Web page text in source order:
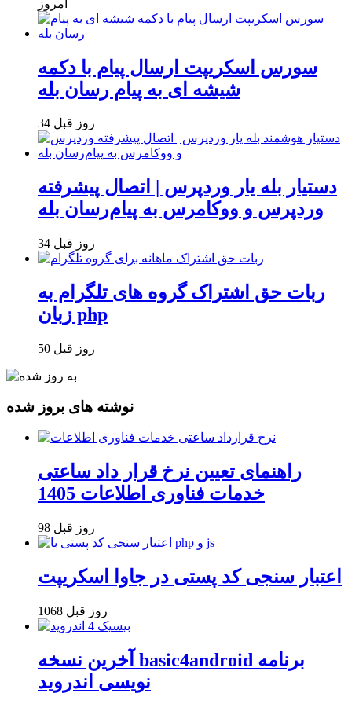
امروز
سورس اسکریپت ارسال پیام با دکمه
شیشه ای به پیام رسان بله
34 روز قبل
دستیار بله یار وردپرس | اتصال پیشرفته
وردپرس و ووکامرس به پیام‌رسان بله
34 روز قبل
ربات حق اشتراک گروه های تلگرام به
زبان php
50 روز قبل
نوشته های بروز شده
راهنمای تعیین نرخ قرار داد ساعتی
خدمات فناوری اطلاعات 1405
98 روز قبل
اعتبار سنجی کد پستی در جاوا اسکریپت
1068 روز قبل
آخرین نسخه basic4android برنامه
نویسی اندروید